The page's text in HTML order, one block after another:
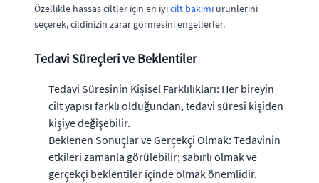
Özellikle hassas ciltler için en iyicilt bakımı ürünlerini
seçerek, cildinizin zarar görmesini engellerler.
Tedavi Süreçleri ve Beklentiler
Tedavi Süresinin Kişisel Farklılıkları: Her bireyin
cilt yapısı farklı olduğundan, tedavi süresi kişiden
kişiye değişebilir.
Beklenen Sonuçlar ve Gerçekçi Olmak: Tedavinin
etkileri zamanla görülebilir; sabırlı olmak ve
gerçekçi beklentiler içinde olmak önemlidir.